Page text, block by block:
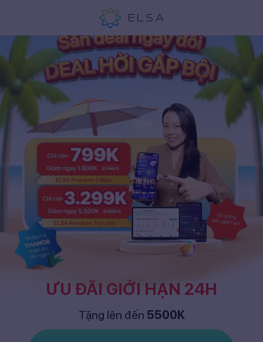
ƯU ĐÃI GIỚI HẠN 24H
Tặng lên đến 5500K